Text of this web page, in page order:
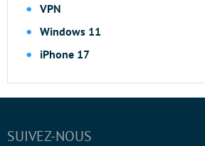
VPN
Windows 11
iPhone 17
SUIVEZ-NOUS